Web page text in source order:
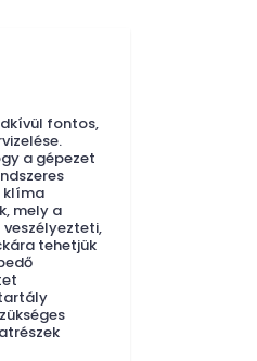
fontos,
a gépezet
klíma
mely a
tehetjük